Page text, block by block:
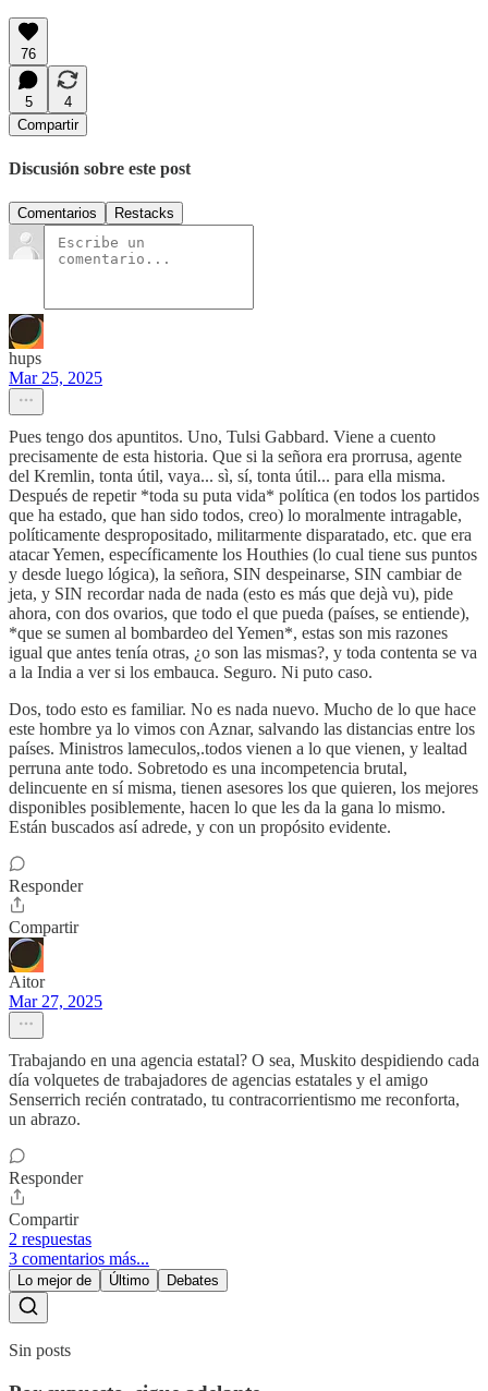
76
5
4
Compartir
Discusión sobre este post
Comentarios Restacks
hups
Mar 25, 2025
Pues tengo dos apuntitos. Uno, Tulsi Gabbard. Viene a cuento
precisamente de esta historia. Que si la señora era prorrusa, agente
del Kremlin, tonta útil, vaya... sì, sí, tonta útil... para ella misma.
Después de repetir *toda su puta vida* política (en todos los partidos
que ha estado, que han sido todos, creo) lo moralmente intragable,
políticamente despropositado, militarmente disparatado, etc. que era
atacar Yemen, específicamente los Houthies (lo cual tiene sus puntos
y desde luego lógica), la señora, SIN despeinarse, SIN cambiar de
jeta, y SIN recordar nada de nada (esto es más que dejà vu), pide
ahora, con dos ovarios, que todo el que pueda (países, se entiende),
*que se sumen al bombardeo del Yemen*, estas son mis razones
igual que antes tenía otras, ¿o son las mismas?, y toda contenta se va
a la India a ver si los embauca. Seguro. Ni puto caso.
Dos, todo esto es familiar. No es nada nuevo. Mucho de lo que hace
este hombre ya lo vimos con Aznar, salvando las distancias entre los
países. Ministros lameculos,.todos vienen a lo que vienen, y lealtad
perruna ante todo. Sobretodo es una incompetencia brutal,
delincuente en sí misma, tienen asesores los que quieren, los mejores
disponibles posiblemente, hacen lo que les da la gana lo mismo.
Están buscados así adrede, y con un propósito evidente.
Responder
Compartir
Aitor
Mar 27, 2025
Trabajando en una agencia estatal? O sea, Muskito despidiendo cada
día volquetes de trabajadores de agencias estatales y el amigo
Senserrich recién contratado, tu contracorrientismo me reconforta,
un abrazo.
Responder
Compartir
2 respuestas
3 comentarios más...
Lo mejor de Último Debates
Sin posts